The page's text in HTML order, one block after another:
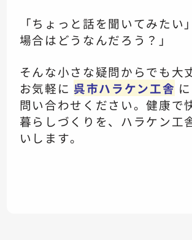
「ちょっと話を聞いてみたい
場合はどうなんだろう？」
そんな小さな疑問からでも大
お気軽に 呉市ハラケン工舎
問い合わせください。健康で
暮らしづくりを、ハラケン工
いします。